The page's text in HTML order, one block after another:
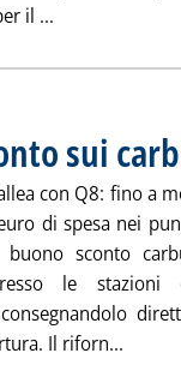
il ...
sui
con Q8: fino a
di spesa nei
sconto
le stazioni
Il riforn...